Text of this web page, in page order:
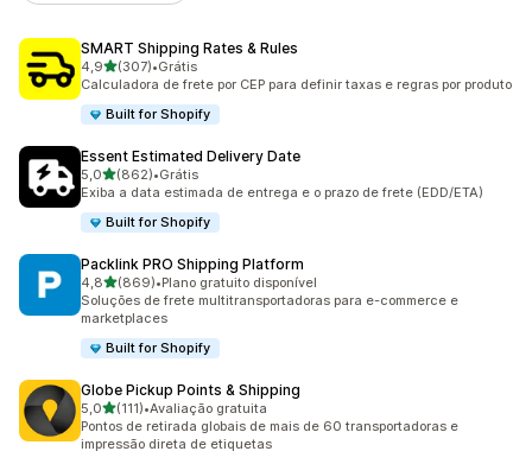
SMART Shipping Rates & Rules
4,9de 5 estrelas
(307)
307 avaliações ao todo
•Grátis
Calculadora de frete por CEP para definir taxas e regras por produto
Built for Shopify
Essent Estimated Delivery Date
5,0de 5 estrelas
(862)
862 avaliações ao todo
•Grátis
Exiba a data estimada de entrega e o prazo de frete (EDD/ETA)
Built for Shopify
Packlink PRO Shipping Platform
4,8de 5 estrelas
(869)
869 avaliações ao todo
•Plano gratuito disponível
Soluções de frete multitransportadoras para e-commerce e
marketplaces
Built for Shopify
Globe Pickup Points & Shipping
5,0de 5 estrelas
(111)
111 avaliações ao todo
•Avaliação gratuita
Pontos de retirada globais de mais de 60 transportadoras e
impressão direta de etiquetas